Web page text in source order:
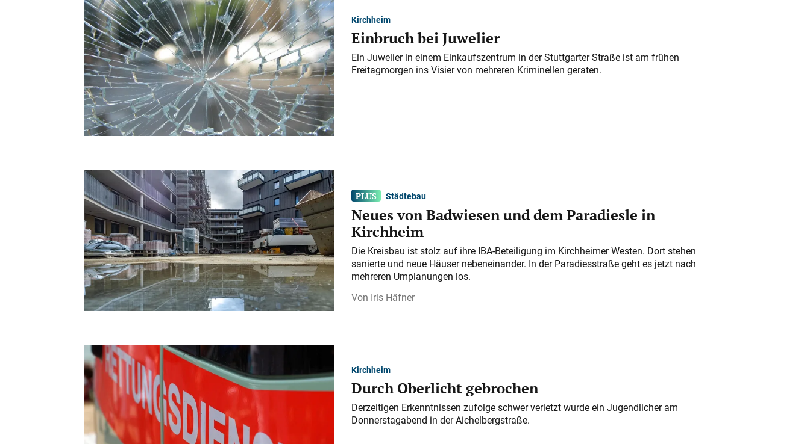
Kirchheim
Einbruch bei Juwelier
Ein Juwelier in einem Einkaufszentrum in der Stuttgarter Straße ist am frühen
Freitagmorgen ins Visier von mehreren Kriminellen geraten.
Städtebau
Neues von Badwiesen und dem Paradiesle in
Kirchheim
Die Kreisbau ist stolz auf ihre IBA-Beteiligung im Kirchheimer Westen. Dort stehen
sanierte und neue Häuser nebeneinander. In der Paradiesstraße geht es jetzt nach
mehreren Umplanungen los.
Iris Häfner
Kirchheim
Durch Oberlicht gebrochen
Derzeitigen Erkenntnissen zufolge schwer verletzt wurde ein Jugendlicher am
Donnerstagabend in der Aichelbergstraße.